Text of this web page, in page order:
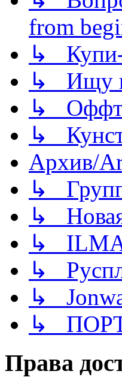
from
↳ Купи-
↳ Ищу
↳
↳
Архив/
↳
↳
↳ ILMA
↳
↳
↳
Права